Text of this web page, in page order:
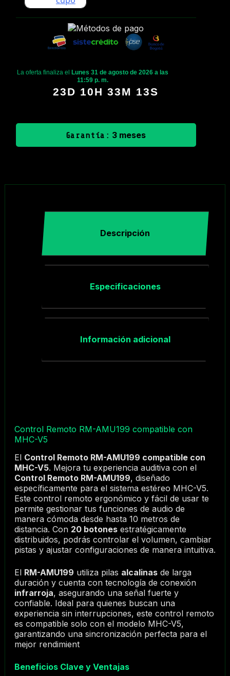
La oferta finaliza el
Lunes 31 de agosto de 2026 a las
11:59 p. m.
23D 10H 33M 13S
Garantía: 3 meses
Descripción
Especificaciones
Información adicional
Control Remoto RM-AMU199 compatible con
MHC-V5
El Control Remoto RM-AMU199 compatible con
MHC-V5. Mejora tu experiencia auditiva con el
Control Remoto RM-AMU199, diseñado
específicamente para el sistema estéreo MHC-V5.
Este control remoto ergonómico y fácil de usar te
permite gestionar tus funciones de audio de
manera cómoda desde hasta 10 metros de
distancia. Con 20 botonesestratégicamente
distribuidos, podrás controlar el volumen, cambiar
pistas y ajustar configuraciones de manera intuitiva.
El RM-AMU199 utiliza pilas alcalinasde larga
duración y cuenta con tecnología de conexión
infrarroja, asegurando una señal fuerte y
confiable. Ideal para quienes buscan una
experiencia sin interrupciones, este control remoto
es compatible solo con el modelo MHC-V5,
garantizando una sincronización perfecta para el
mejor rendimient
Beneficios Clave y Ventajas